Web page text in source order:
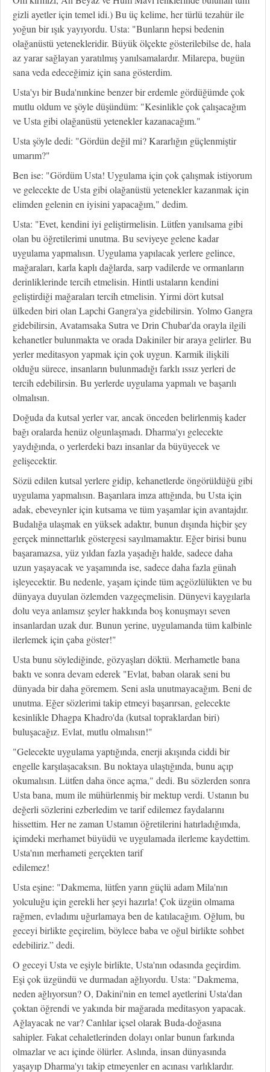
gizli ayetler için temel idi.) Bu üç kelime, her türlü tezahür ile
yoğun bir ışık yayıyordu. Usta: "Bunların hepsi bedenin
olağanüstü yetenekleridir. Büyük ölçekte gösterilebilse de, hala
az yarar sağlayan yaratılmış yanılsamalardır. Milarepa, bugün
sana veda edeceğimiz için sana gösterdim.
Usta'yı bir Buda'nınkine benzer bir erdemle gördüğümde çok
mutlu oldum ve şöyle düşündüm: "Kesinlikle çok çalışacağım
ve Usta gibi olağanüstü yetenekler kazanacağım."
Usta şöyle dedi: "Gördün değil mi? Kararlığın güçlenmiştir
umarım?"
Ben ise: "Gördüm Usta! Uygulama için çok çalışmak istiyorum
ve gelecekte de Usta gibi olağanüstü yetenekler kazanmak için
elimden gelenin en iyisini yapacağım," dedim.
Usta: "Evet, kendini iyi geliştirmelisin. Lütfen yanılsama gibi
olan bu öğretilerimi unutma. Bu seviyeye gelene kadar
uygulama yapmalısın. Uygulama yapılacak yerlere gelince,
mağaraları, karla kaplı dağlarda, sarp vadilerde ve ormanların
derinliklerinde tercih etmelisin. Hintli ustaların kendini
geliştirdiği mağaraları tercih etmelisin. Yirmi dört kutsal
ülkeden biri olan Lapchi Gangra'ya gidebilirsin. Yolmo Gangra
gidebilirsin, Avatamsaka Sutra ve Drin Chubar'da orayla ilgili
kehanetler bulunmakta ve orada Dakiniler bir araya gelirler. Bu
yerler meditasyon yapmak için çok uygun. Karmik ilişkili
olduğu sürece, insanların bulunmadığı farklı ıssız yerleri de
tercih edebilirsin. Bu yerlerde uygulama yapmalı ve başarılı
olmalısın.
Doğuda da kutsal yerler var, ancak önceden belirlenmiş kader
bağı oralarda henüz olgunlaşmadı. Dharma'yı gelecekte
yaydığında, o yerlerdeki bazı insanlar da büyüyecek ve
gelişecektir.
Sözü edilen kutsal yerlere gidip, kehanetlerde öngörüldüğü gibi
uygulama yapmalısın. Başarılara imza attığında, bu Usta için
adak, ebeveynler için kutsama ve tüm yaşamlar için avantajdır.
Budalığa ulaşmak en yüksek adaktır, bunun dışında hiçbir şey
gerçek minnettarlık göstergesi sayılmamaktır. Eğer birisi bunu
başaramazsa, yüz yıldan fazla yaşadığı halde, sadece daha
uzun yaşayacak ve yaşamında ise, sadece daha fazla günah
işleyecektir. Bu nedenle, yaşam içinde tüm açgözlülükten ve bu
dünyaya duyulan özlemden vazgeçmelisin. Dünyevi kaygılarla
dolu veya anlamsız şeyler hakkında boş konuşmayı seven
insanlardan uzak dur. Bunun yerine, uygulamanda tüm kalbinle
ilerlemek için çaba göster!"
Usta bunu söylediğinde, gözyaşları döktü. Merhametle bana
baktı ve sonra devam ederek "Evlat, baban olarak seni bu
dünyada bir daha göremem. Seni asla unutmayacağım. Beni de
unutma. Eğer sözlerimi takip etmeyi başarırsan, gelecekte
kesinlikle Dhagpa Khadro'da (kutsal topraklardan biri)
buluşacağız. Evlat, mutlu olmalısın!"
"Gelecekte uygulama yaptığında, enerji akışında ciddi bir
engelle karşılaşacaksın. Bu noktaya ulaştığında, bunu açıp
okumalısın. Lütfen daha önce açma," dedi. Bu sözlerden sonra
Usta bana, mum ile mühürlenmiş bir mektup verdi. Ustanın bu
değerli sözlerini ezberledim ve tarif edilemez faydalarını
hissettim. Her ne zaman Ustamın öğretilerini hatırladığımda,
içimdeki merhamet büyüdü ve uygulamada ilerleme kaydettim.
Usta'nın merhameti gerçekten tarif
edilemez!
Usta eşine: "Dakmema, lütfen yarın güçlü adam Mila'nın
yolculuğu için gerekli her şeyi hazırla! Çok üzgün olmama
rağmen, evladımı uğurlamaya ben de katılacağım. Oğlum, bu
geceyi birlikte geçirelim, böylece baba ve oğul birlikte sohbet
edebiliriz.” dedi.
O geceyi Usta ve eşiyle birlikte, Usta'nın odasında geçirdim.
Eşi çok üzgündü ve durmadan ağlıyordu. Usta: "Dakmema,
neden ağlıyorsun? O, Dakini'nin en temel ayetlerini Usta'dan
çoktan öğrendi ve yakında bir mağarada meditasyon yapacak.
Ağlayacak ne var? Canlılar içsel olarak Buda-doğasına
sahipler. Fakat cehaletlerinden dolayı onlar bunun farkında
olmazlar ve acı içinde ölürler. Aslında, insan dünyasında
yaşayıp Dharma'yı takip etmeyenler en acınası varlıklardır.